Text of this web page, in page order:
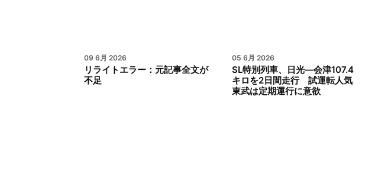
09 6月 2026
リライトエラー：元記事全文が
不足
05 6月 2026
SL特別列車、日光―会津107.4
キロを2日間走行 試運転人気
東武は定期運行に意欲